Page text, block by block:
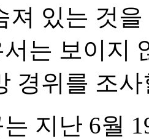
져 있는 것
는 보이지
경위를 조
지난 6월